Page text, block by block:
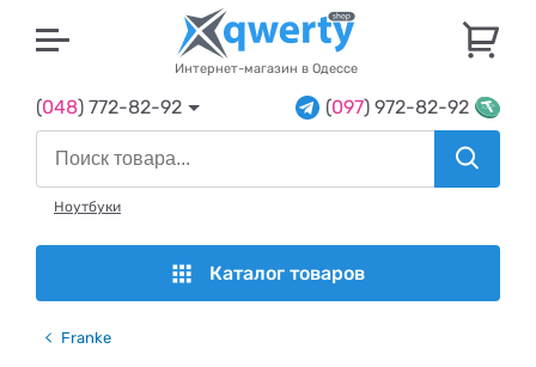
Интернет-магазин в Одессе
(048) 772-82-92 (097) 972-82-92
Ноутбуки
Каталог товаров
Franke